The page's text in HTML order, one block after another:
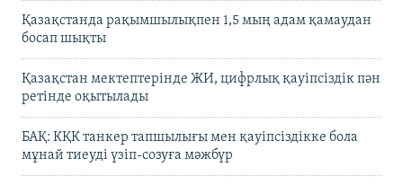
Қазақстанда рақымшылықпен 1,5 мың адам қамаудан
босап шықты
Қазақстан мектептерінде ЖИ, цифрлық қауіпсіздік пән
ретінде оқытылады
БАҚ: КҚК танкер тапшылығы мен қауіпсіздікке бола
мұнай тиеуді үзіп-созуға мәжбүр